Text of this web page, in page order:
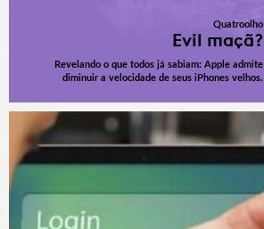
Quatroolho
Evil maçã?
Revelando o que todos já sabiam: Apple admite
diminuir a velocidade de seus iPhones velhos.